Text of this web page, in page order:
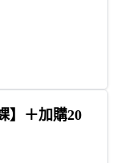
】＋加購20